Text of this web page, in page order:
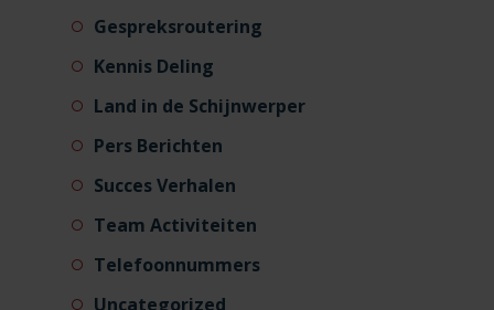
Gespreksroutering
Kennis Deling
Land in de Schijnwerper
Pers Berichten
Succes Verhalen
Team Activiteiten
Telefoonnummers
Uncategorized